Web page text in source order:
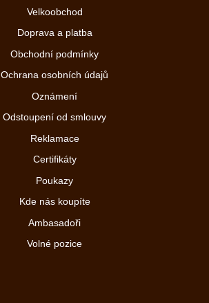
Velkoobchod
Doprava a platba
Obchodní podmínky
Ochrana osobních údajů
Oznámení
Odstoupení od smlouvy
Reklamace
Certifikáty
Poukazy
Kde nás koupíte
Ambasadoři
Volné pozice